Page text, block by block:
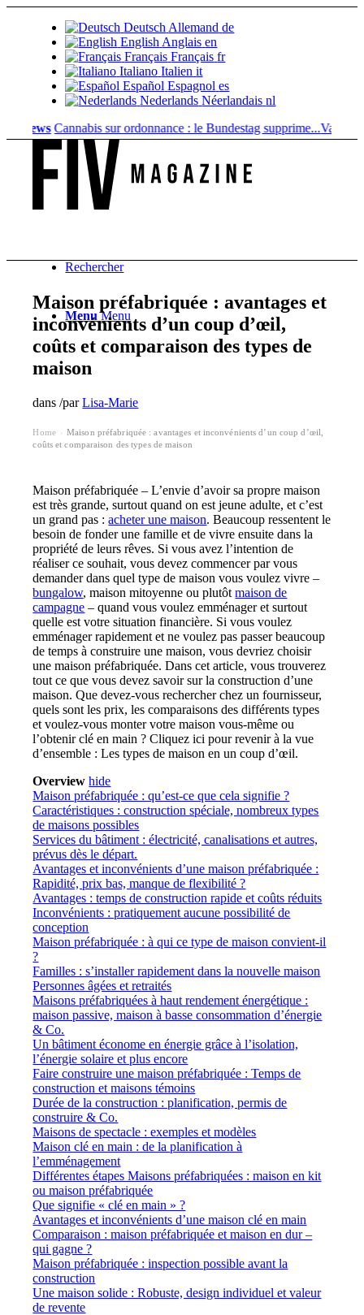
Deutsch Allemand de
English Anglais en
Français Français fr
Italiano Italien it
Español Espagnol es
Nederlands Néerlandais nl
Cannabis sur ordonnance : le Bundestag supprime...Valeur
Rechercher
Menu Menu
Maison préfabriquée : avantages et
inconvénients d’un coup d’œil,
coûts et comparaison des types de
maison
dans/parLisa-Marie
Home
Maison préfabriquée : avantages et inconvénients d’un coup d’œil,
coûts et comparaison des types de maison
Maison préfabriquée – L’envie d’avoir sa propre maison
est très grande, surtout quand on est jeune adulte, et c’est
un grand pas :acheter une maison. Beaucoup ressentent le
besoin de fonder une famille et de vivre ensuite dans la
propriété de leurs rêves. Si vous avez l’intention de
réaliser ce souhait, vous devez commencer par vous
demander dans quel type de maison vous voulez vivre –
bungalow, maisonmitoyenne ou plutôtmaison de
campagne – quand vous voulez emménager et surtout
quelle est votre situation financière. Si vous voulez
emménager rapidement et ne voulez pas passer beaucoup
de temps à construire une maison, vous devriez choisir
une maison préfabriquée. Dans cet article, vous trouverez
tout ce que vous devez savoir sur la construction d’une
maison. Que devez-vous rechercher chez un fournisseur,
quels sont les prix, les comparaisons des différents types
et voulez-vous monter votre maison vous-même ou
l’obtenir clé en main ? Cliquez ici pour revenir à la vue
d’ensemble : Lestypes de maison en un coup d’œil.
Overview hide
Maison préfabriquée : qu’est-ce que cela signifie ?
Caractéristiques : construction spéciale, nombreux types
de maisons possibles
Services du bâtiment : électricité, canalisations et autres,
prévus dès le départ.
Avantages et inconvénients d’une maison préfabriquée :
Rapidité, prix bas, manque de flexibilité ?
Avantages : temps de construction rapide et coûts réduits
Inconvénients : pratiquement aucune possibilité de
conception
Maison préfabriquée : à qui ce type de maison convient-il
?
Familles : s’installer rapidement dans la nouvelle maison
Personnes âgées et retraités
Maisons préfabriquées à haut rendement énergétique :
maison passive, maison à basse consommation d’énergie
& Co.
Un bâtiment économe en énergie grâce à l’isolation,
l’énergie solaire et plus encore
Faire construire une maison préfabriquée : Temps de
construction et maisons témoins
Durée de la construction : planification, permis de
construire & Co.
Maisons de spectacle : exemples et modèles
Maison clé en main : de la planification à
l’emménagement
Différentes étapes Maisons préfabriquées : maison en kit
ou maison préfabriquée
Que signifie « clé en main » ?
Avantages et inconvénients d’une maison clé en main
Comparaison : maison préfabriquée et maison en dur –
qui gagne ?
Maison préfabriquée : inspection possible avant la
construction
Une maison solide : Robuste, design individuel et valeur
de revente